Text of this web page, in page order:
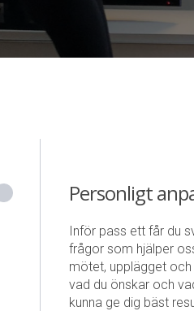
Personligt
Inför pass ett får du
frågor som hjälper
mötet, upplägget
vad du önskar och
kunna ge dig bäst